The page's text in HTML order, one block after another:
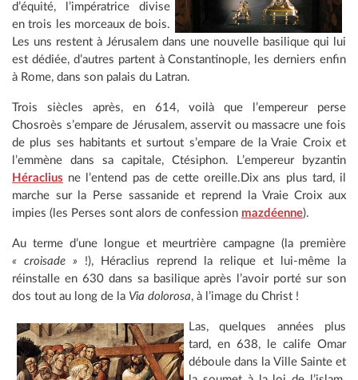
d’équité, l’impératrice divise
en trois les morceaux de bois.
Les uns restent à Jérusalem dans une nouvelle basilique qui lui
est dédiée, d’autres partent à Constantinople, les derniers enfin
à Rome, dans son palais du Latran.
Trois siècles après, en 614, voilà que l’empereur perse
Chosroès s’empare de Jérusalem, asservit ou massacre une fois
de plus ses habitants et surtout s’empare de la Vraie Croix et
l’emmène dans sa capitale, Ctésiphon. L’empereur byzantin
Héraclius ne l’entend pas de cette oreille.Dix ans plus tard, il
marche sur la Perse sassanide et reprend la Vraie Croix aux
impies (les Perses sont alors de confession mazdéenne).
Au terme d’une longue et meurtrière campagne (la première
« croisade » !), Héraclius reprend la relique et lui-même la
réinstalle en 630 dans sa basilique après l’avoir porté sur son
dos tout au long de la Via dolorosa, à l’image du Christ !
Las, quelques années plus
tard, en 638, le calife Omar
déboule dans la Ville Sainte et